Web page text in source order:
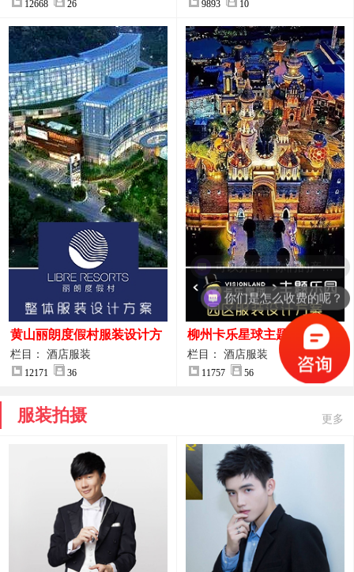
12668 26 9893 10
黄山丽朗度假村服装设计方
案
栏目： 酒店服装
12171 36
柳州卡乐星球主题乐园园区
服装设计方案
栏目： 酒店服装
11757 56
服装拍摄 更多
你们是怎么收费的呢？